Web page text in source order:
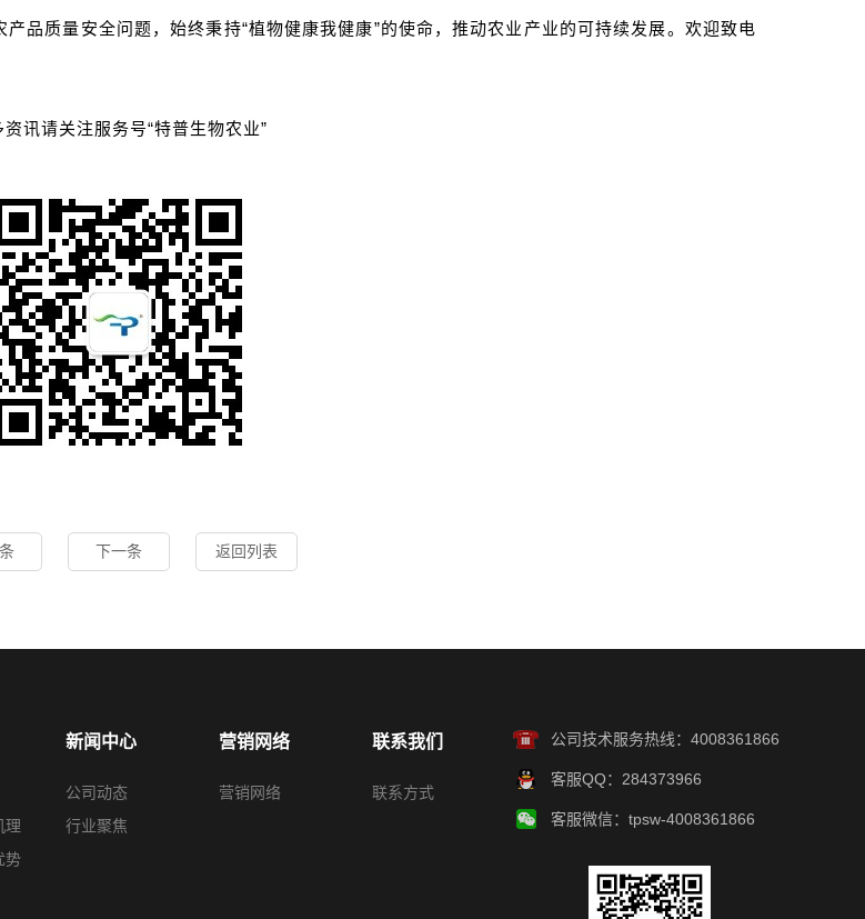
品质量安全问题，始终秉持“植物健康我健康”的使命，推动农业产业的可持续发展。欢迎致电
资讯请关注服务号“特普生物农业”
下一条 返回列表
理
势
新闻中心
公司动态
行业聚焦
营销网络
营销网络
联系我们
联系方式
公司技术服务热线：4008361866
客服QQ：284373966
客服微信：tpsw-4008361866